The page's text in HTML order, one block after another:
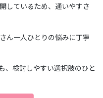
しているため、通いやすさ
ん一人ひとりの悩みに丁寧
、検討しやすい選択肢のひと